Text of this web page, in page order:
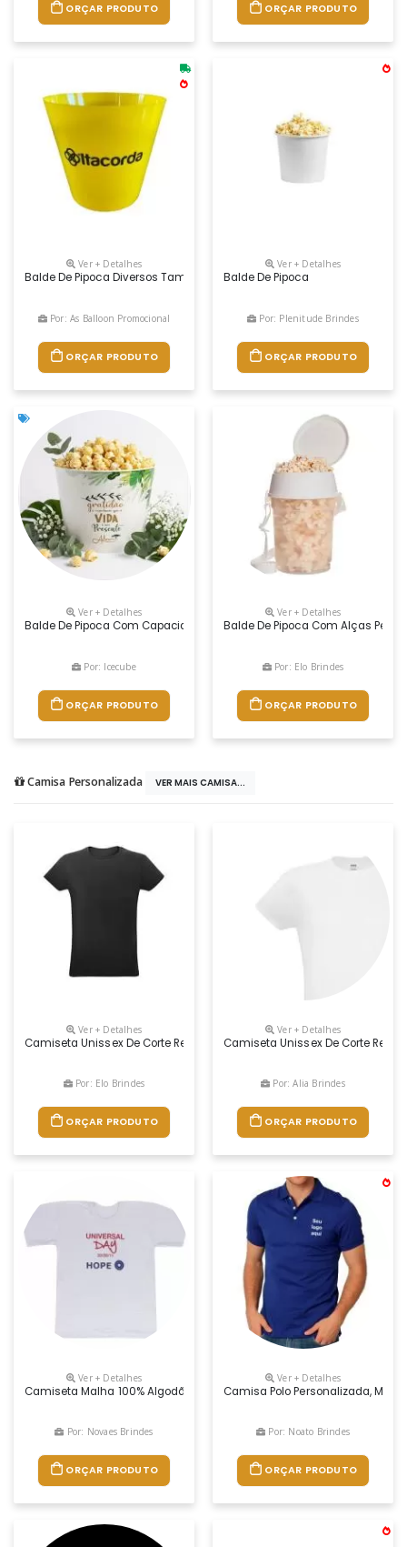
ORÇAR PRODUTO ORÇAR PRODUTO
Ver + Detalhes
Balde De Pipoca Diversos Tamanhos Personalizado. Gravação
Por: As Balloon Promocional
ORÇAR PRODUTO
Ver + Detalhes
Balde De Pipoca
Por: Plenitude Brindes
ORÇAR PRODUTO
Ver + Detalhes
Balde De Pipoca Com Capacidade De 3 Litros, Produzido Em
Por: Icecube
ORÇAR PRODUTO
Ver + Detalhes
Balde De Pipoca Com Alças
Por: Elo Brindes
ORÇAR PRODUTO
Camisa Personalizada VER MAIS CAMISA...
Ver + Detalhes
Camiseta Unissex De Corte Regular É Uma Excelente Opção, E Está
Por: Elo Brindes
ORÇAR PRODUTO
Ver + Detalhes
Camiseta Unissex De Corte
Por: Alia Brindes
ORÇAR PRODUTO
Ver + Detalhes
Camiseta Malha 100% Algodão Ou Pv
Por: Novaes Brindes
ORÇAR PRODUTO
Ver + Detalhes
Camisa Polo Personalizada,
Por: Noato Brindes
ORÇAR PRODUTO